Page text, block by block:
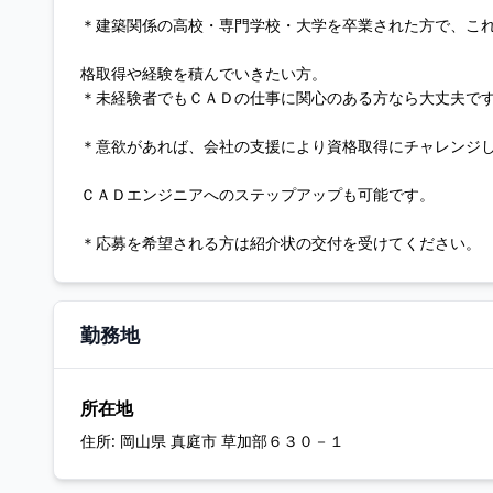
＊建築関係の高校・専門学校・大学を卒業された方で、こ
格取得や経験を積んでいきたい方。
＊未経験者でもＣＡＤの仕事に関心のある方なら大丈夫です
＊意欲があれば、会社の支援により資格取得にチャレンジし
ＣＡＤエンジニアへのステップアップも可能です。
＊応募を希望される方は紹介状の交付を受けてください。
勤務地
所在地
住所: 岡山県 真庭市 草加部６３０－１